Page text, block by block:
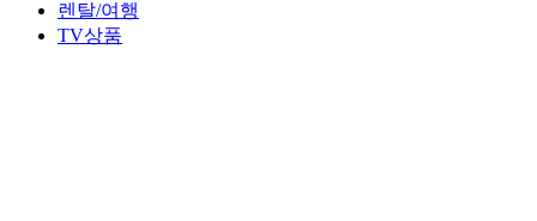
렌탈/여행
TV상품